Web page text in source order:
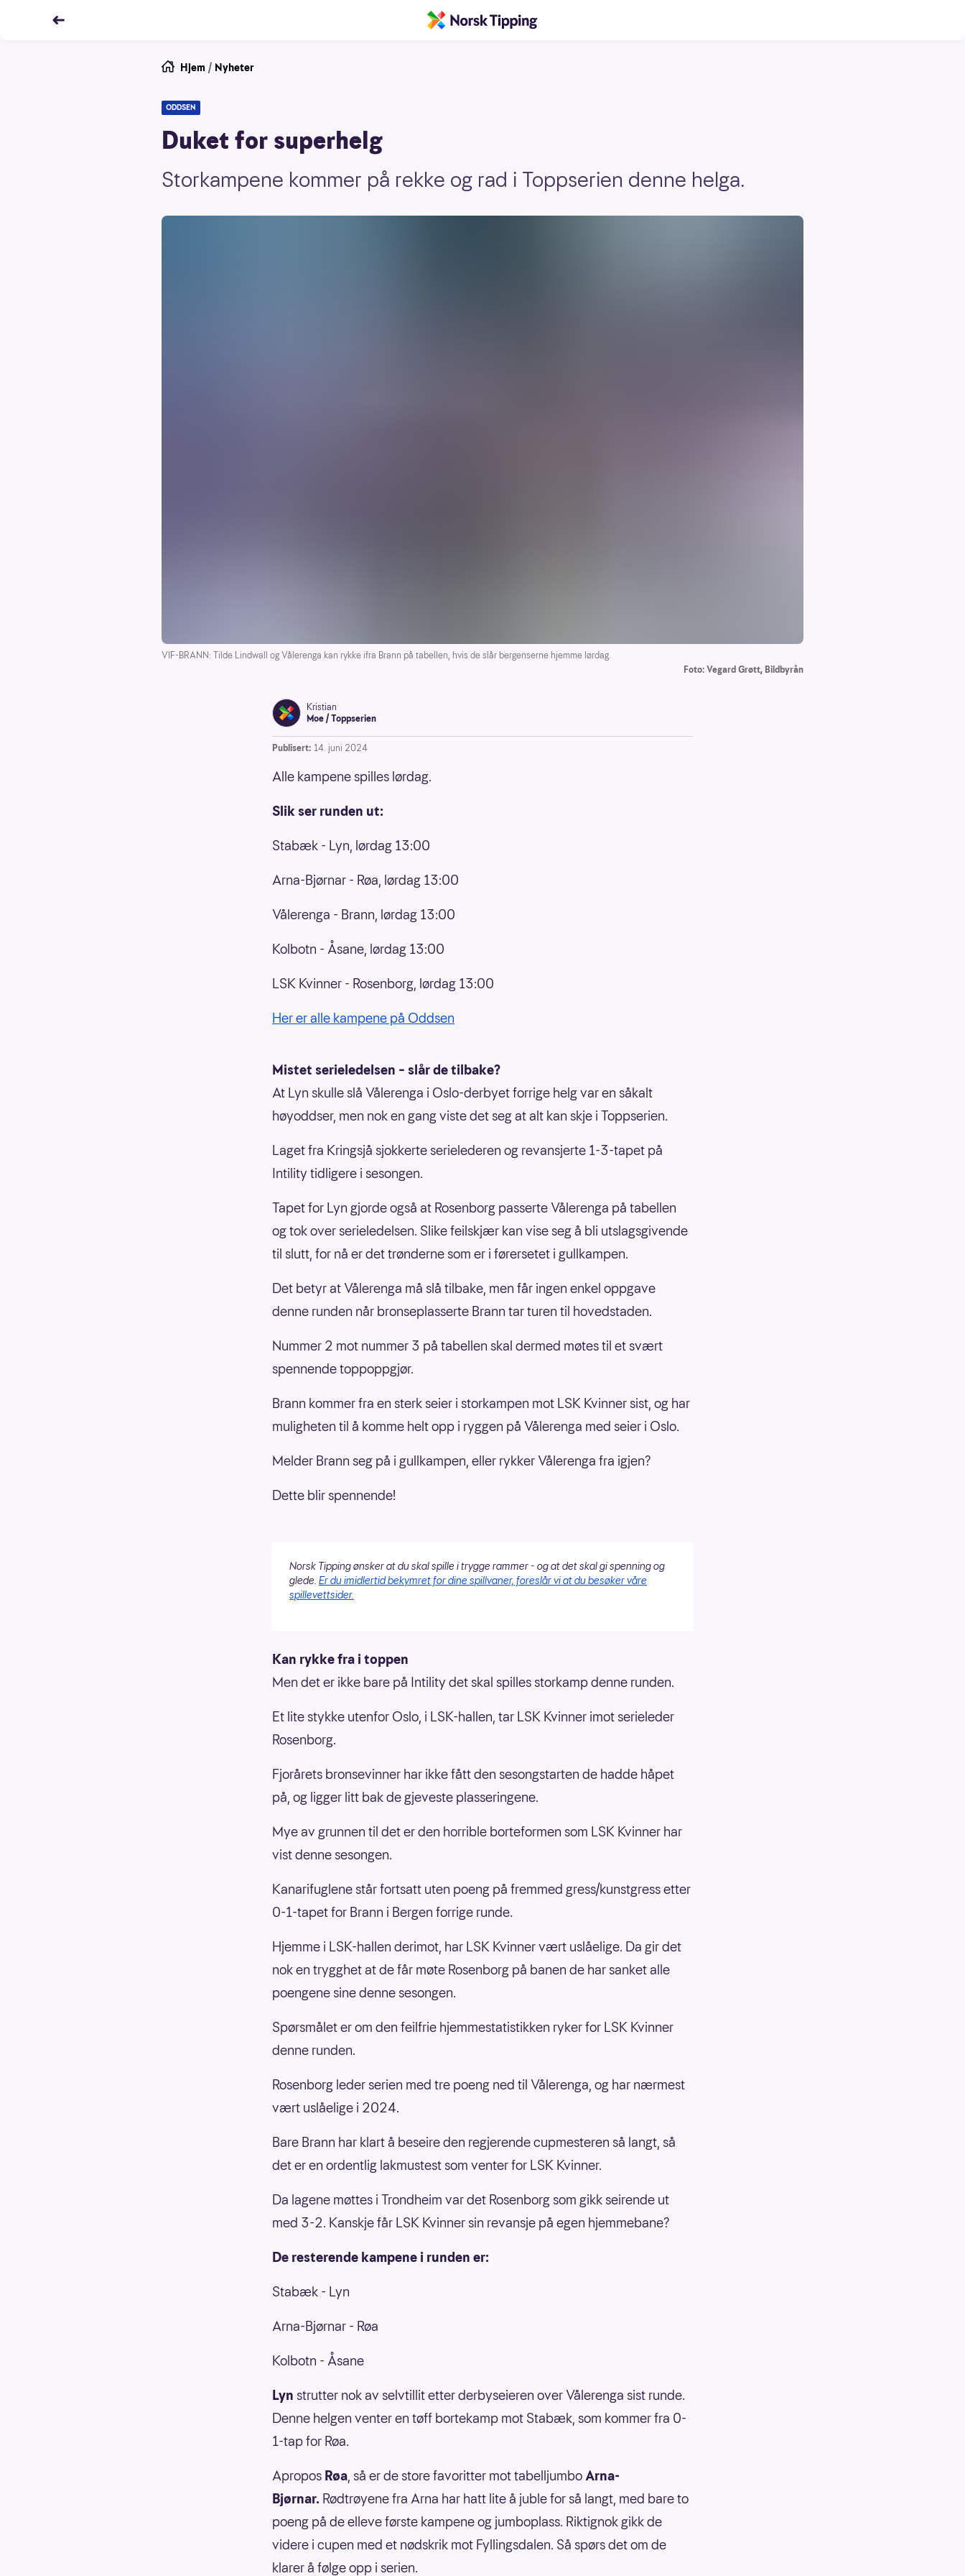
Hjem / Nyheter
ODDSEN
Duket for superhelg
Storkampene kommer på rekke og rad i Toppserien denne helga.
VIF-BRANN: Tilde Lindwall og Vålerenga kan rykke ifra Brann på tabellen, hvis de slår bergenserne hjemme lørdag.
Foto: Vegard Grøtt, Bildbyrån
Kristian
Moe / Toppserien
Publisert: 14. juni 2024
Alle kampene spilles lørdag.
Slik ser runden ut:
Stabæk - Lyn, lørdag 13:00
Arna-Bjørnar - Røa, lørdag 13:00
Vålerenga - Brann, lørdag 13:00
Kolbotn - Åsane, lørdag 13:00
LSK Kvinner - Rosenborg, lørdag 13:00
Her er alle kampene på Oddsen
Mistet serieledelsen – slår de tilbake?
At Lyn skulle slå Vålerenga i Oslo-derbyet forrige helg var en såkalt
høyoddser, men nok en gang viste det seg at alt kan skje i Toppserien.
Laget fra Kringsjå sjokkerte serielederen og revansjerte 1-3-tapet på
Intility tidligere i sesongen.
Tapet for Lyn gjorde også at Rosenborg passerte Vålerenga på tabellen
og tok over serieledelsen. Slike feilskjær kan vise seg å bli utslagsgivende
til slutt, for nå er det trønderne som er i førersetet i gullkampen.
Det betyr at Vålerenga må slå tilbake, men får ingen enkel oppgave
denne runden når bronseplasserte Brann tar turen til hovedstaden.
Nummer 2 mot nummer 3 på tabellen skal dermed møtes til et svært
spennende toppoppgjør.
Brann kommer fra en sterk seier i storkampen mot LSK Kvinner sist, og har
muligheten til å komme helt opp i ryggen på Vålerenga med seier i Oslo.
Melder Brann seg på i gullkampen, eller rykker Vålerenga fra igjen?
Dette blir spennende!
Norsk Tipping ønsker at du skal spille i trygge rammer - og at det skal gi spenning og
glede. Er du imidlertid bekymret for dine spillvaner, foreslår vi at du besøker våre
spillevettsider.
Kan rykke fra i toppen
Men det er ikke bare på Intility det skal spilles storkamp denne runden.
Et lite stykke utenfor Oslo, i LSK-hallen, tar LSK Kvinner imot serieleder
Rosenborg.
Fjorårets bronsevinner har ikke fått den sesongstarten de hadde håpet
på, og ligger litt bak de gjeveste plasseringene.
Mye av grunnen til det er den horrible borteformen som LSK Kvinner har
vist denne sesongen.
Kanarifuglene står fortsatt uten poeng på fremmed gress/kunstgress etter
0-1-tapet for Brann i Bergen forrige runde.
Hjemme i LSK-hallen derimot, har LSK Kvinner vært uslåelige. Da gir det
nok en trygghet at de får møte Rosenborg på banen de har sanket alle
poengene sine denne sesongen.
Spørsmålet er om den feilfrie hjemmestatistikken ryker for LSK Kvinner
denne runden.
Rosenborg leder serien med tre poeng ned til Vålerenga, og har nærmest
vært uslåelige i 2024.
Bare Brann har klart å beseire den regjerende cupmesteren så langt, så
det er en ordentlig lakmustest som venter for LSK Kvinner.
Da lagene møttes i Trondheim var det Rosenborg som gikk seirende ut
med 3-2. Kanskje får LSK Kvinner sin revansje på egen hjemmebane?
De resterende kampene i runden er:
Stabæk - Lyn
Arna-Bjørnar - Røa
Kolbotn - Åsane
Lyn strutter nok av selvtillit etter derbyseieren over Vålerenga sist runde.
Denne helgen venter en tøff bortekamp mot Stabæk, som kommer fra 0-
1-tap for Røa.
Apropos Røa, så er de store favoritter mot tabelljumboArna-
Bjørnar. Rødtrøyene fra Arna har hatt lite å juble for så langt, med bare to
poeng på de elleve første kampene og jumboplass. Riktignok gikk de
videre i cupen med et nødskrik mot Fyllingsdalen. Så spørs det om de
klarer å følge opp i serien.